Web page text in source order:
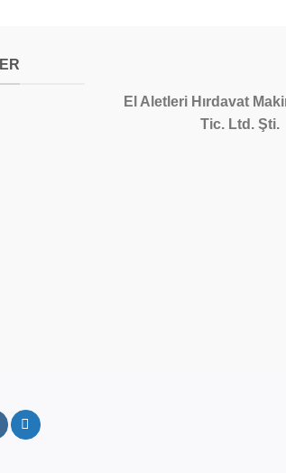
El Aletleri Hırdavat
Tic. Ltd. Şti.